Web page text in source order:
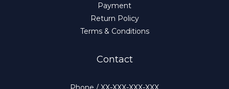
Payment
Return Policy
Terms & Conditions
Contact